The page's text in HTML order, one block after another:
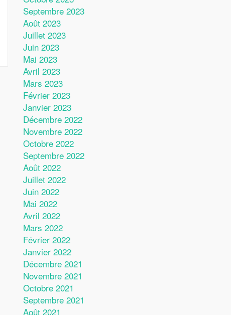
Septembre 2023
Août 2023
Juillet 2023
Juin 2023
Mai 2023
Avril 2023
Mars 2023
Février 2023
Janvier 2023
Décembre 2022
Novembre 2022
Octobre 2022
Septembre 2022
Août 2022
Juillet 2022
Juin 2022
Mai 2022
Avril 2022
Mars 2022
Février 2022
Janvier 2022
Décembre 2021
Novembre 2021
Octobre 2021
Septembre 2021
Août 2021